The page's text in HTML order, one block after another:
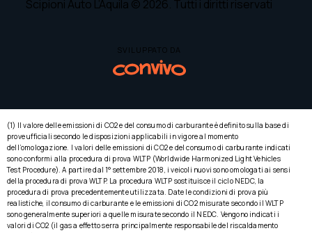
Scipioni Auto L’Aquila © 2026. Tutti i diritti riservati
SVILUPPATO DA
(1) Il valore delle emissioni di CO2 e del consumo di carburante è definito sulla base di
prove ufficiali secondo le disposizioni applicabili in vigore al momento
dell’omologazione. I valori delle emissioni di CO2 e del consumo di carburante indicati
sono conformi alla procedura di prova WLTP (Worldwide Harmonized Light Vehicles
Test Procedure). A partire dal 1° settembre 2018, i veicoli nuovi sono omologati ai sensi
della procedura di prova WLTP. La procedura WLTP sostituisce il ciclo NEDC, la
procedura di prova precedentemente utilizzata. Date le condizioni di prova più
realistiche, il consumo di carburante e le emissioni di CO2 misurate secondo il WLTP
sono generalmente superiori a quelle misurate secondo il NEDC. Vengono indicati i
valori di CO2 (il gas a effetto serra principalmente responsabile del riscaldamento